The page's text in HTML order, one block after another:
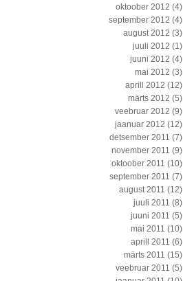
oktoober 2012 (4)
september 2012 (4)
august 2012 (3)
juuli 2012 (1)
juuni 2012 (4)
mai 2012 (3)
aprill 2012 (12)
märts 2012 (5)
veebruar 2012 (9)
jaanuar 2012 (12)
detsember 2011 (7)
november 2011 (9)
oktoober 2011 (10)
september 2011 (7)
august 2011 (12)
juuli 2011 (8)
juuni 2011 (5)
mai 2011 (10)
aprill 2011 (6)
märts 2011 (15)
veebruar 2011 (5)